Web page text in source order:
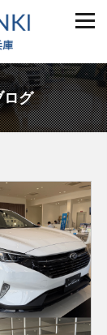
ログ